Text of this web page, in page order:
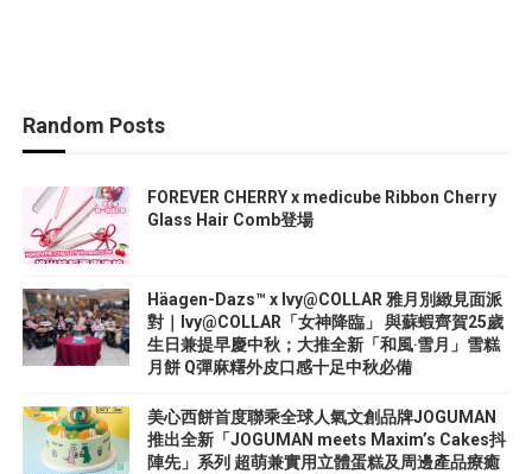
Random Posts
FOREVER CHERRY x medicube Ribbon Cherry
Glass Hair Comb登場
Häagen-Dazs™ x Ivy@COLLAR 雅月別緻見面派
對｜Ivy@COLLAR「女神降臨」 與蘇蝦齊賀25歲
生日兼提早慶中秋；大推全新「和風‧雪月」雪糕
月餅 Q彈麻糬外皮口感十足中秋必備
美心西餅首度聯乘全球人氣文創品牌JOGUMAN
推出全新「JOGUMAN meets Maxim’s Cakes抖
陣先」系列 超萌兼實用立體蛋糕及周邊產品療癒